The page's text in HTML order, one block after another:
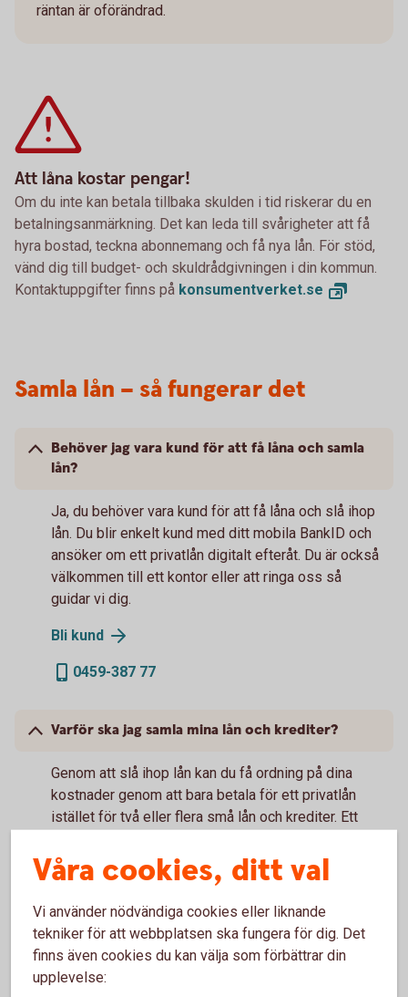
räntan är oförändrad.
Att låna kostar pengar!
Om du inte kan betala tillbaka skulden i tid riskerar du en
betalningsanmärkning. Det kan leda till svårigheter att få
hyra bostad, teckna abonnemang och få nya lån. För stöd,
vänd dig till budget- och skuldrådgivningen i din kommun.
Kontaktuppgifter finns på konsumentverket.se
Samla lån – så fungerar det
Behöver jag vara kund för att få låna och samla
lån?
Ja, du behöver vara kund för att få låna och slå ihop
lån. Du blir enkelt kund med ditt mobila BankID och
ansöker om ett privatlån digitalt efteråt. Du är också
välkommen till ett kontor eller att ringa oss så
guidar vi dig.
Bli kund
0459-387 77
Varför ska jag samla mina lån och krediter?
Genom att slå ihop lån kan du få ordning på dina
kostnader genom att bara betala för ett privatlån
istället för två eller flera små lån och krediter. Ett
dina utgifter varje månad.
Vad krävs för att jag ska få låna?
För att få låna ska du vara 18 år och ha en
regelbunden inkomst, som inte är bidrag,
Våra cookies, ditt val
Vi använder nödvändiga cookies eller liknande
tekniker för att webbplatsen ska fungera för dig. Det
finns även cookies du kan välja som förbättrar din
upplevelse: